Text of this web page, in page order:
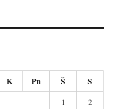
K Pn Š S
1
2